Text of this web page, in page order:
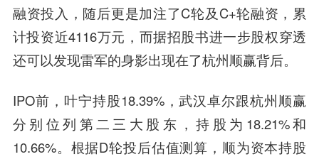
融资投入，随后更是加注了C轮及C+轮融资，累
计投资近4116万元，而据招股书进一步股权穿透
还可以发现雷军的身影出现在了杭州顺赢背后。
IPO前，叶宁持股18.39%，武汉卓尔跟杭州顺赢
分别位列第二三大股东，持股为18.21%和
10.66%。根据D轮投后估值测算，顺为资本持股